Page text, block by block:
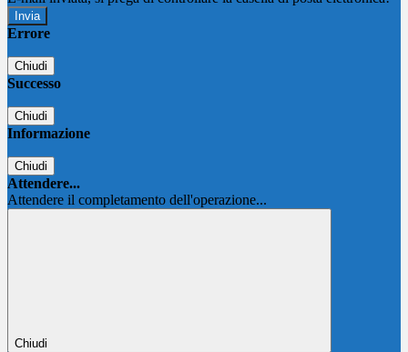
Errore
Chiudi
Successo
Chiudi
Informazione
Chiudi
Attendere...
Attendere il completamento dell'operazione...
Chiudi